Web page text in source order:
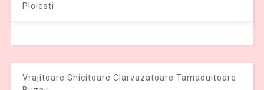
Ploiesti
Vrajitoare Ghicitoare Clarvazatoare Tamaduitoare